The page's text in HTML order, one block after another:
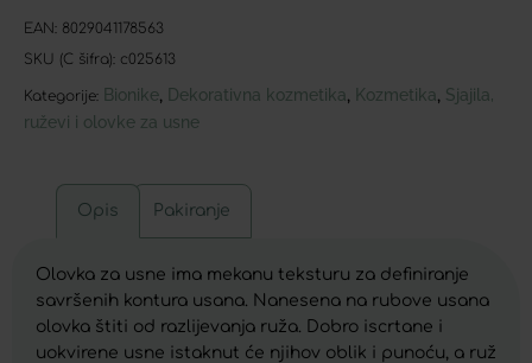
EAN: 8029041178563
SKU (C šifra): c025613
Kategorije: Bionike Dekorativna kozmetika Kozmetika Sjajila,
ruževi i olovke za usne
Opis Pakiranje
Olovka za usne ima mekanu teksturu za definiranje
savršenih kontura usana. Nanesena na rubove usana
olovka štiti od razlijevanja ruža. Dobro iscrtane i
uokvirene usne istaknut će njihov oblik i punoću, a ruž